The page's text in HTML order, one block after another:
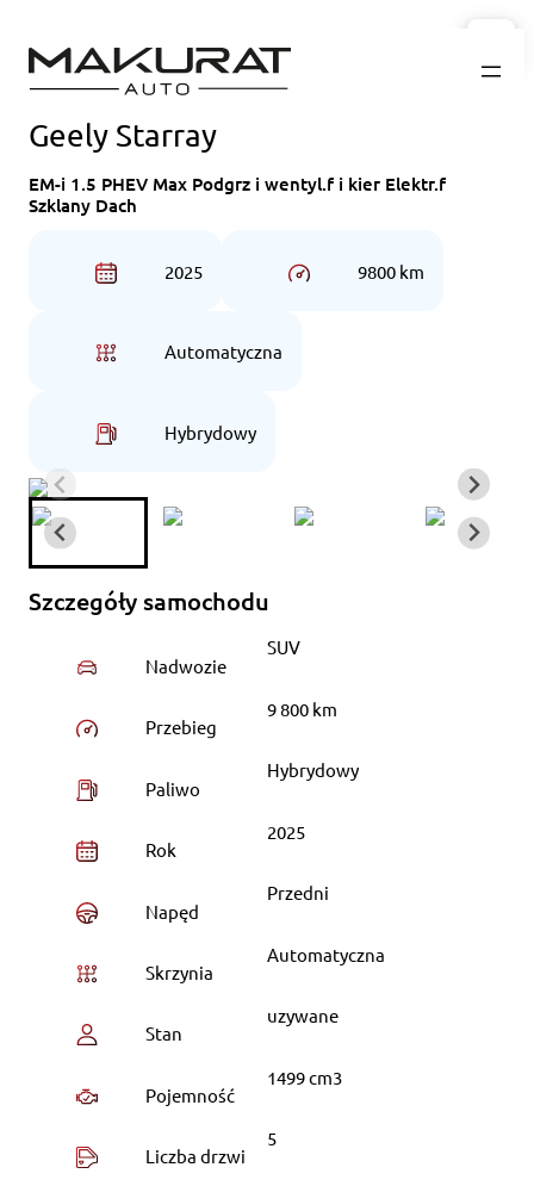
do
treści
Geely Starray
EM-i 1.5 PHEV Max Podgrz i wentyl.f i kier Elektr.f
Szklany Dach
2025 9800 km
Automatyczna
Hybrydowy
Szczegóły samochodu
Nadwozie
SUV
Przebieg
9 800 km
Paliwo
Hybrydowy
Rok
2025
Napęd
Przedni
Skrzynia
Automatyczna
Stan
uzywane
Pojemność
1499 cm3
Liczba drzwi
5